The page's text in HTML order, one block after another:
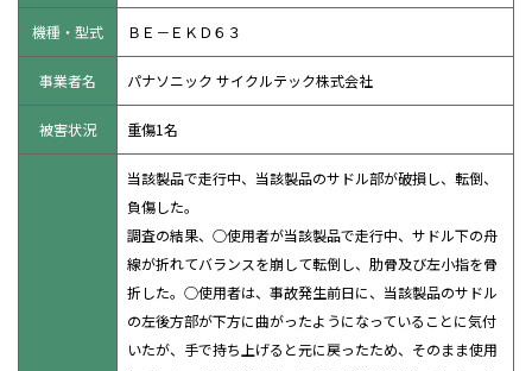
機種・型式 ＢＥ－ＥＫＤ６３
事業者名 パナソニック サイクルテック株式会社
被害状況 重傷1名
当該製品で走行中、当該製品のサドル部が破損し、転倒、
負傷した。
調査の結果、○使用者が当該製品で走行中、サドル下の舟
線が折れてバランスを崩して転倒し、肋骨及び左小指を骨
折した。○使用者は、事故発生前日に、当該製品のサドル
の左後方部が下方に曲がったようになっていることに気付
いたが、手で持ち上げると元に戻ったため、そのまま使用